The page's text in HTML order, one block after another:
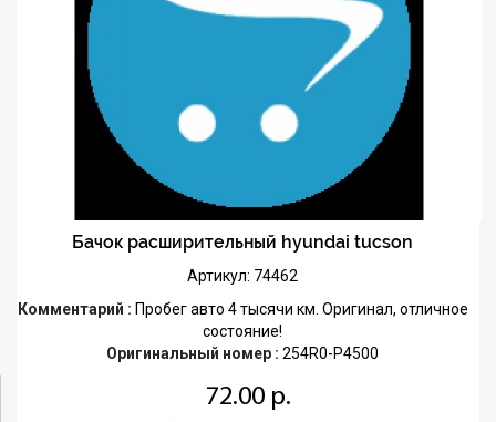
Бачок расширительный hyundai tucson
Артикул: 74462
Комментарий : Пробег авто 4 тысячи км. Оригинал, отличное
состояние!
Оригинальный номер : 254R0-P4500
72.00 р.